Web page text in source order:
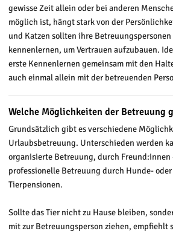
gewisse Zeit allein oder bei anderen
möglich ist, hängt stark von der
und Katzen sollten ihre
kennenlernen, um Vertrauen aufzubauen.
erste Kennenlernen gemeinsam mit den
auch einmal allein mit der betreuenden
Welche Möglichkeiten der Betreuung
Grundsätzlich gibt es verschiedene
Urlaubsbetreuung. Unterschieden werden
organisierte Betreuung, durch Freund:innen
professionelle Betreuung durch Hunde-
Tierpensionen.
Sollte das Tier nicht zu Hause bleiben,
mit zur Betreuungsperson ziehen, empfiehlt